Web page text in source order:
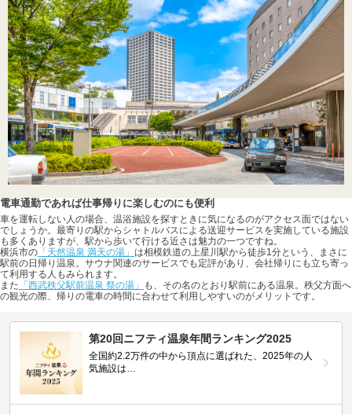
電車通勤であれば仕事帰りに楽しむのにも便利
車を運転しない人の場合、温浴施設を探すときに気になるのがアクセス面ではない
でしょうか。最寄りの駅からシャトルバスによる送迎サービスを実施している施設
も多くありますが、駅から歩いて行ける近さは魅力の一つですね。
横浜市の 「天然温泉 満天の湯」 は相模鉄道の上星川駅から徒歩1分という、まさに
駅前の日帰り温泉。サウナ関連のサービスでも定評があり、会社帰りにも立ち寄っ
て利用する人もみられます。
また 「西武秩父駅前温泉 祭の湯」
も、その名のとおり駅前にある温泉。秩父方面へ
の観光の際、帰りの電車の時間に合わせて利用しやすいのがメリットです。
第20回ニフティ温泉年間ランキング2025
全国約2.2万件の中から頂点に選ばれた、2025年の人
気施設は…